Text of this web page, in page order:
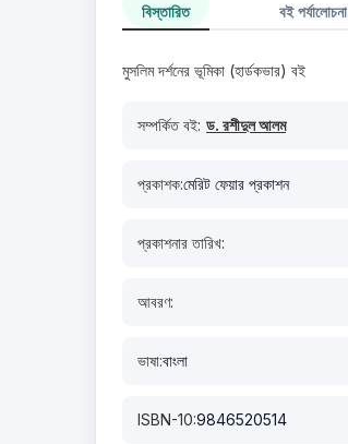
বিস্তারিত বই পর্যালোচনা
মুসলিম দর্শনের ভূমিকা (হার্ডকভার) বই
সম্পর্কিত বই: ড. রশীদুল আলম
প্রকাশক:মেরিট ফেয়ার প্রকাশন
প্রকাশনার তারিখ:
আবরণ:
ভাষা:বাংলা
ISBN-10:9846520514